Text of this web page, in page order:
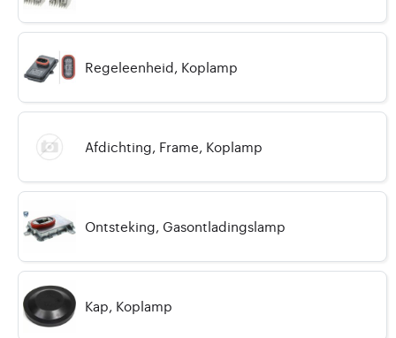
Regeleenheid, Koplamp
Afdichting, Frame, Koplamp
Ontsteking, Gasontladingslamp
Kap, Koplamp